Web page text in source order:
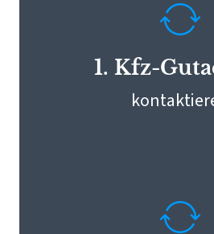
1. Kfz-
Rufe mich als eigenen
Pfaffenhofen an
gegnerisches
konsequent
geht’s am
Schnelle